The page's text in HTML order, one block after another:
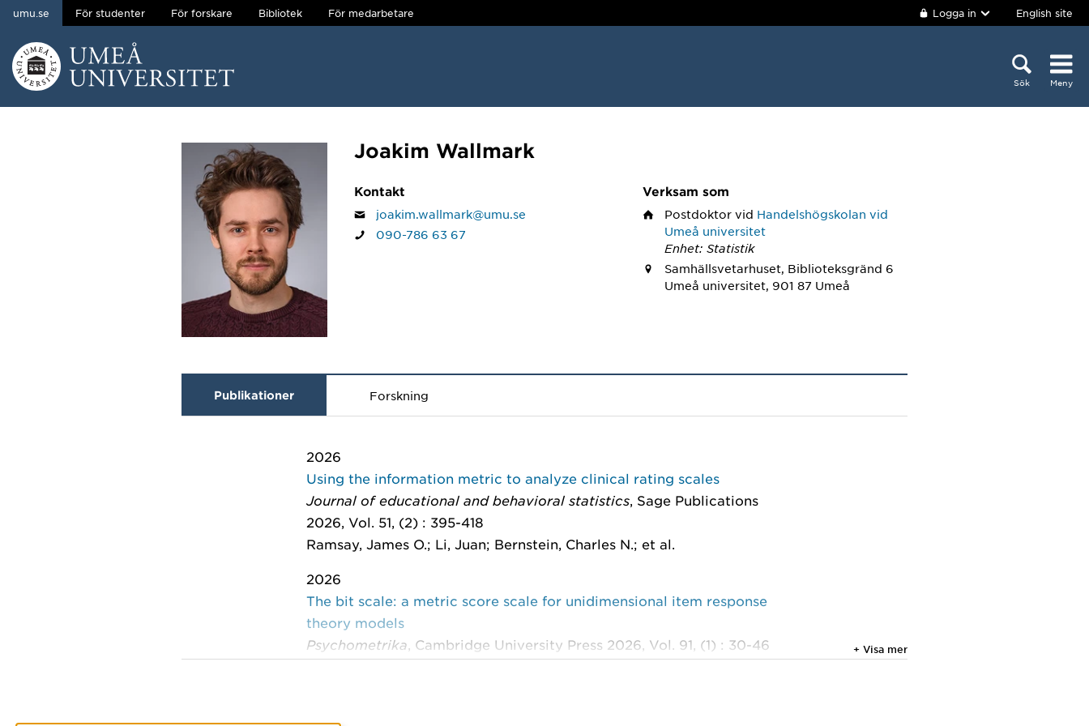
Hoppa direkt till innehållet
umu.se För studenter För forskare Bibliotek För medarbetare Logga in English site
Sök Meny
Joakim Wallmark
Kontakt
joakim.wallmark@umu.se
090-786 63 67
Verksam som
Postdoktor vid Handelshögskolan vid
Umeå universitet
Enhet: Statistik
Samhällsvetarhuset, Biblioteksgränd 6
Umeå universitet, 901 87 Umeå
Publikationer Forskning
2026
Using the information metric to analyze clinical rating scales
Journal of educational and behavioral statistics, Sage Publications
2026, Vol. 51, (2) : 395-418
Ramsay, James O.; Li, Juan; Bernstein, Charles N.; et al.
2026
The bit scale: a metric score scale for unidimensional item response
theory models
Psychometrika, Cambridge University Press 2026, Vol. 91, (1) : 30-46
+ Visa mer